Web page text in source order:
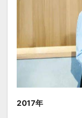
2017年